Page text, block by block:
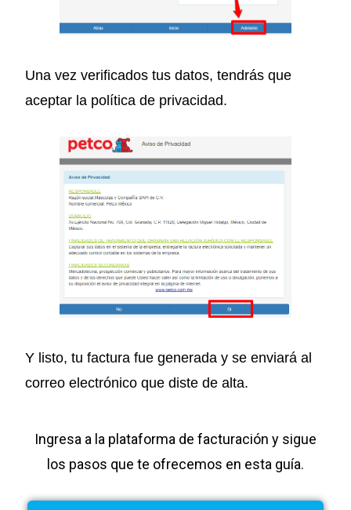
Una vez verificados tus datos, tendrás que
aceptar la política de privacidad.
Y listo, tu factura fue generada y se enviará al
correo electrónico que diste de alta.
Ingresa a la plataforma de facturación y sigue
los pasos que te ofrecemos en esta guía.